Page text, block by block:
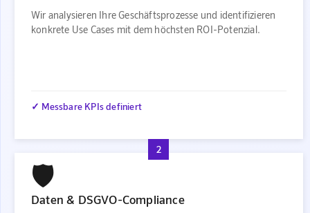
Wir analysieren Ihre Geschäftsprozesse und identifizieren
konkrete Use Cases mit dem höchsten ROI-Potenzial.
✓ Messbare KPIs definiert
2
🛡️
Daten & DSGVO-Compliance